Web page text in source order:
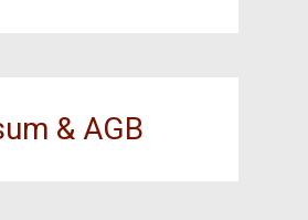
& AGB